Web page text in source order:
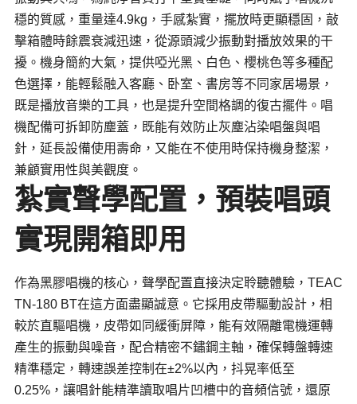
穩的質感，重量達4.9kg，手感紮實，擺放時更顯穩固，敲
擊箱體時餘震衰減迅速，從源頭減少振動對播放效果的干
擾。機身簡約大氣，提供啞光黑、白色、櫻桃色等多種配
色選擇，能輕鬆融入客廳、卧室、書房等不同家居場景，
既是播放音樂的工具，也是提升空間格調的復古擺件。唱
機配備可拆卸防塵蓋，既能有效防止灰塵沾染唱盤與唱
針，延長設備使用壽命，又能在不使用時保持機身整潔，
兼顧實用性與美觀度。
紮實聲學配置，預裝唱頭
實現開箱即用
作為黑膠唱機的核心，聲學配置直接決定聆聽體驗，TEAC
TN-180 BT在這方面盡顯誠意。它採用皮帶驅動設計，相
較於直驅唱機，皮帶如同緩衝屏障，能有效隔離電機運轉
產生的振動與噪音，配合精密不鏽鋼主軸，確保轉盤轉速
精準穩定，轉速誤差控制在±2%以內， 抖晃率低至
0.25%，讓唱針能精準讀取唱片凹槽中的音頻信號，還原